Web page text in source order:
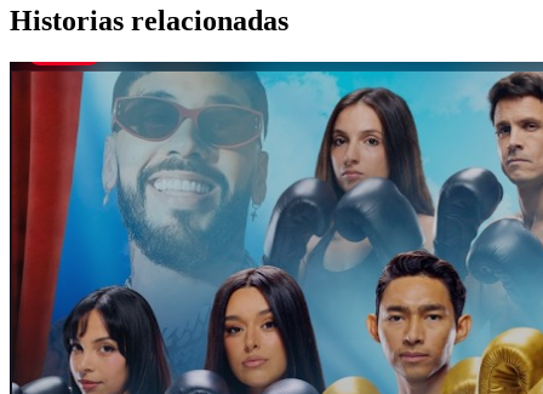
Historias relacionadas